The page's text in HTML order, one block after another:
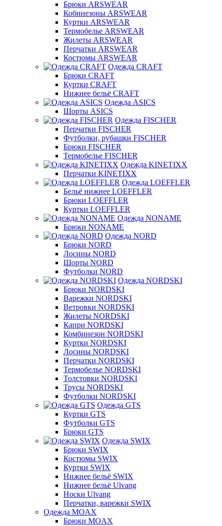
Брюки ARSWEAR
Кобинезоны ARSWEAR
Куртки ARSWEAR
Термобелье ARSWEAR
Жилеты ARSWEAR
Перчатки ARSWEAR
Костюмы ARSWEAR
Одежда CRAFT
Брюки CRAFT
Куртки CRAFT
Нижнее бельё CRAFT
Одежда ASICS
Шорты ASICS
Одежда FISCHER
Перчатки FISCHER
Футболки, рубашки FISCHER
Брюки FISCHER
Термобелье FISCHER
Одежда KINETIXX
Перчатки KINETIXX
Одежда LOEFFLER
Бельё нижнее LOEFFLER
Брюки LOEFFLER
Куртки LOEFFLER
Одежда NONAME
Брюки NONAME
Одежда NORD
Брюки NORD
Лосины NORD
Шорты NORD
Футболки NORD
Одежда NORDSKI
Брюки NORDSKI
Варежки NORDSKI
Ветровки NORDSKI
Жилеты NORDSKI
Капри NORDSKI
Комбинезон NORDSKI
Куртки NORDSKI
Лосины NORDSKI
Перчатки NORDSKI
Термобелье NORDSKI
Толстовки NORDSKI
Трусы NORDSKI
Футболки NORDSKI
Одежда GTS
Куртки GTS
Футболки GTS
Брюки GTS
Одежда SWIX
Брюки SWIX
Костюмы SWIX
Куртки SWIX
Нижнее бельё SWIX
Нижнее бельё Ulvang
Носки Ulvang
Перчатки, варежки SWIX
Одежда MOAX
Брюки MOAX